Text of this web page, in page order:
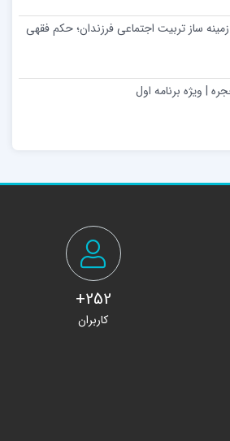
ساز تربیت اجتماعی فرزندان؛ حکم فقهی
| ویژه برنامه اول
252+
کاربران